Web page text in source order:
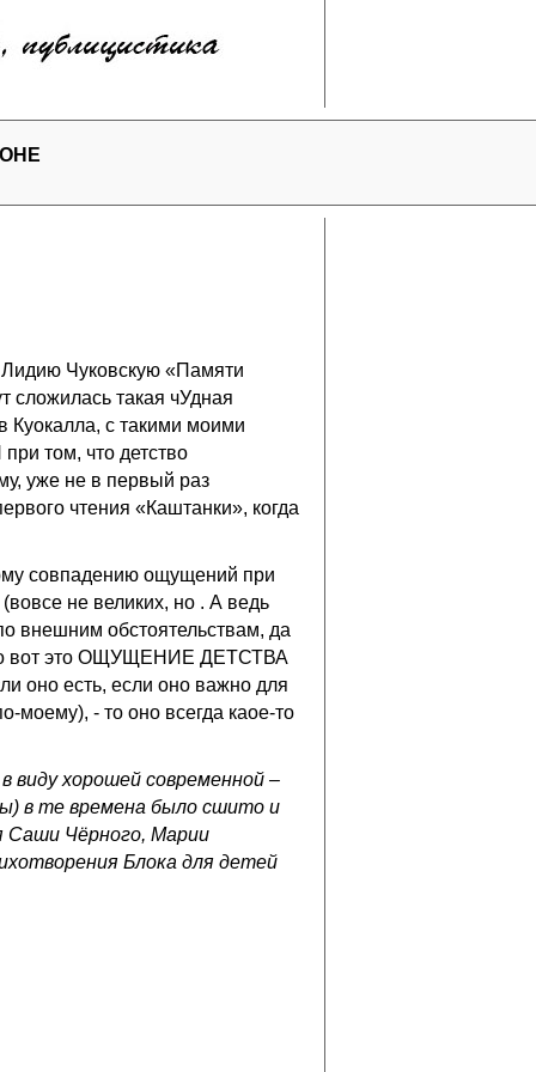
Чуковскую «Памяти
сложилась такая чУдная
Куокалла, с такими моими
том, что детство
уже не в первый раз
чтения «Каштанки», когда
совпадению ощущений при
не великих, но . А ведь
внешним обстоятельствам, да
вот это ОЩУЩЕНИЕ ДЕТСТВА
оно есть, если оно важно для
моему), - то оно всегда каое-то
виду хорошей современной –
в те времена было сшито и
Саши Чёрного, Марии
Блока для детей